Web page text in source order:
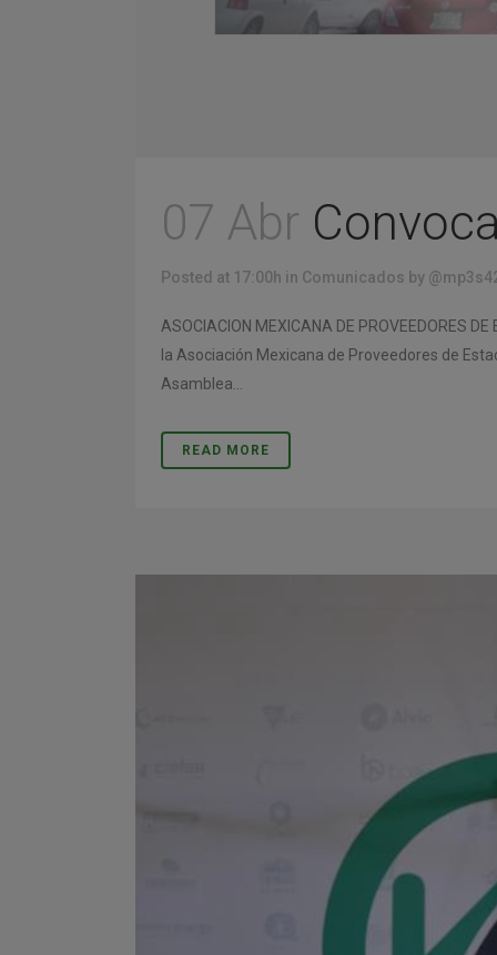
07 Abr
Posted at 17:00h in Comunicados by
ASOCIACION MEXICANA DE PROVEEDORES
la Asociación Mexicana de Proveedores de
Asamblea...
READ MORE